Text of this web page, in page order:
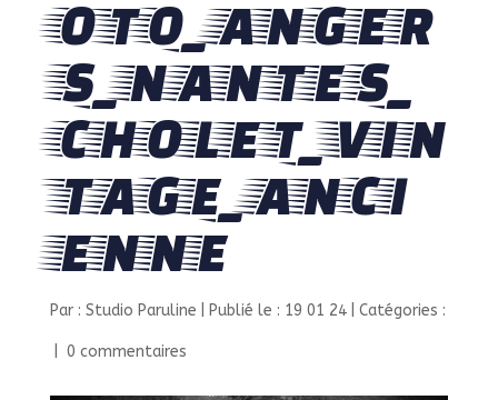
OTO_ANGER
S_NANTES_
CHOLET_VIN
TAGE_ANCI
ENNE
Par : Studio Paruline Publié le : 19 01 24 Catégories :
0 commentaires